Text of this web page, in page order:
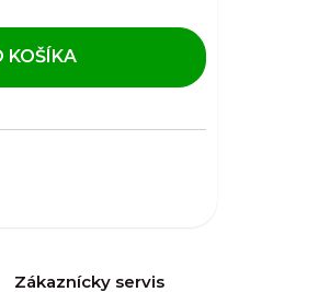
KOŠÍKA
Zákaznícky servis